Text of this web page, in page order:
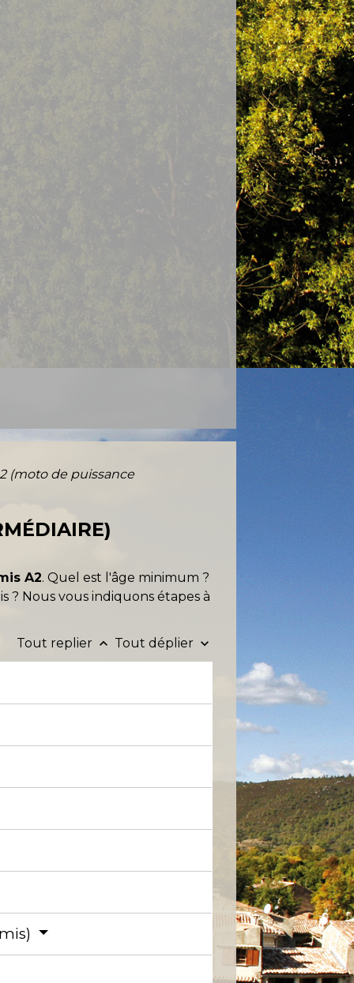
(moto de puissance
A2. Quel est l'âge minimum ?
? Nous vous indiquons étapes à
Tout replier keyboard_arrow_up Tout déplier keyboard_arrow_down